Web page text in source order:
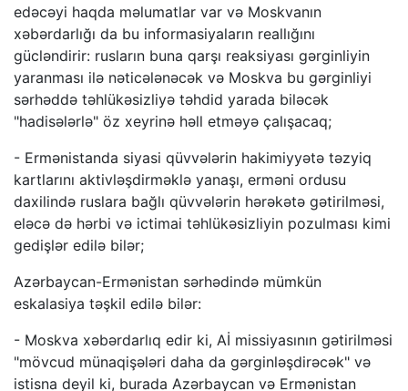
edəcəyi haqda məlumatlar var və Moskvanın
xəbərdarlığı da bu informasiyaların reallığını
gücləndirir: rusların buna qarşı reaksiyası gərginliyin
yaranması ilə nəticələnəcək və Moskva bu gərginliyi
sərhəddə təhlükəsizliyə təhdid yarada biləcək
"hadisələrlə" öz xeyrinə həll etməyə çalışacaq;
- Ermənistanda siyasi qüvvələrin hakimiyyətə təzyiq
kartlarını aktivləşdirməklə yanaşı, erməni ordusu
daxilində ruslara bağlı qüvvələrin hərəkətə gətirilməsi,
eləcə də hərbi və ictimai təhlükəsizliyin pozulması kimi
gedişlər edilə bilər;
Azərbaycan-Ermənistan sərhədində mümkün
eskalasiya təşkil edilə bilər:
- Moskva xəbərdarlıq edir ki, Aİ missiyasının gətirilməsi
"mövcud münaqişələri daha da gərginləşdirəcək" və
istisna deyil ki, burada Azərbaycan və Ermənistan